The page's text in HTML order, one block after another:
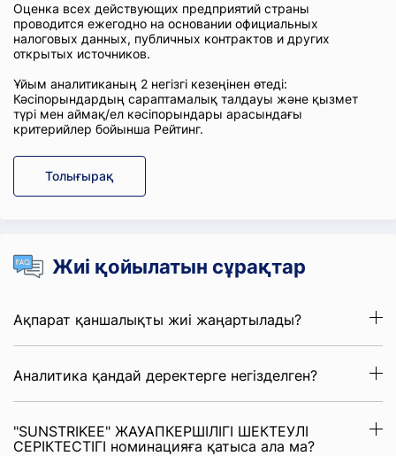
Оценка всех действующих предприятий страны
проводится ежегодно на основании официальных
налоговых данных, публичных контрактов и других
открытых источников.
Ұйым аналитиканың 2 негізгі кезеңінен өтеді:
Кәсіпорындардың сараптамалық талдауы және қызмет
түрі мен аймақ/ел кәсіпорындары арасындағы
критерийлер бойынша Рейтинг.
Толығырақ
Жиі қойылатын сұрақтар
Ақпарат қаншалықты жиі жаңартылады?
Аналитика қандай деректерге негізделген?
"SUNSTRIKEE" ЖАУАПКЕРШІЛІГІ ШЕКТЕУЛІ
СЕРІКТЕСТІГІ номинацияға қатыса ала ма?